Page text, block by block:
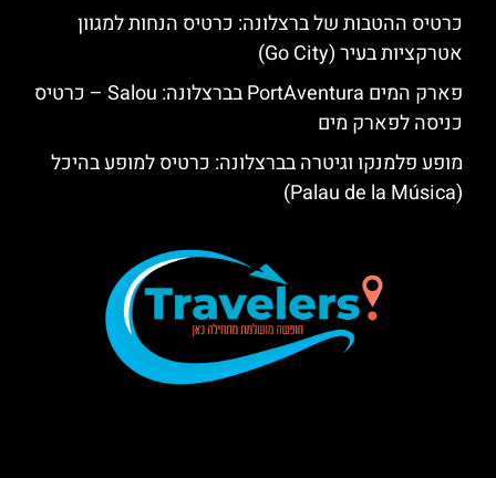
כרטיס ההטבות של ברצלונה: כרטיס הנחות למגוון
אטרקציות בעיר (Go City)
פארק המים PortAventura בברצלונה: Salou – כרטיס
כניסה לפארק מים
מופע פלמנקו וגיטרה בברצלונה: כרטיס למופע בהיכל
(Palau de la Música)